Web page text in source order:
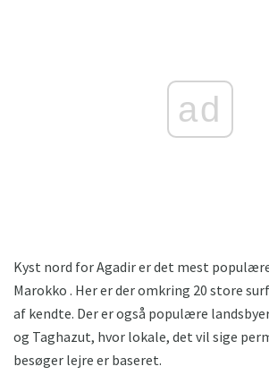
ad
Kyst nord for Agadir er det mest
Marokko . Her er der omkring 20 store
af kendte. Der er også populære
og Taghazut, hvor lokale, det vil sige
besøger lejre er baseret.